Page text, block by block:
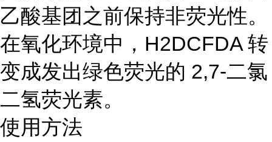
乙酸基团之前保持非荧光性。
在氧化环境中，H2DCFDA 转
变成发出绿色荧光的 2,7-二氯
二氢荧光素。
使用方法